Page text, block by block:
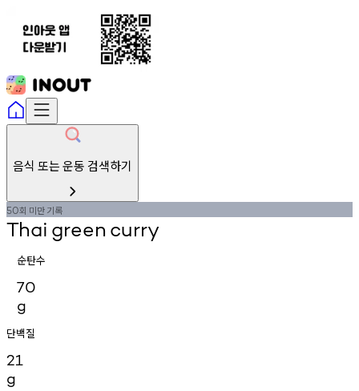
음식 또는 운동 검색하기
50회 미만기록
Thai green curry
순탄수
70
g
단백질
21
g